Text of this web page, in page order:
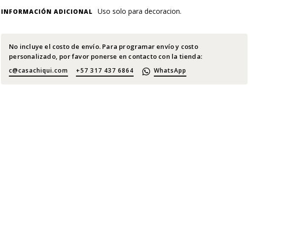
INFORMACIÓN ADICIONAL Uso solo para decoracion.
No incluye el costo de envío. Para programar envío y costo
personalizado, por favor ponerse en contacto con la tienda:
c@casachiqui.com +57 317 437 6864 WhatsApp